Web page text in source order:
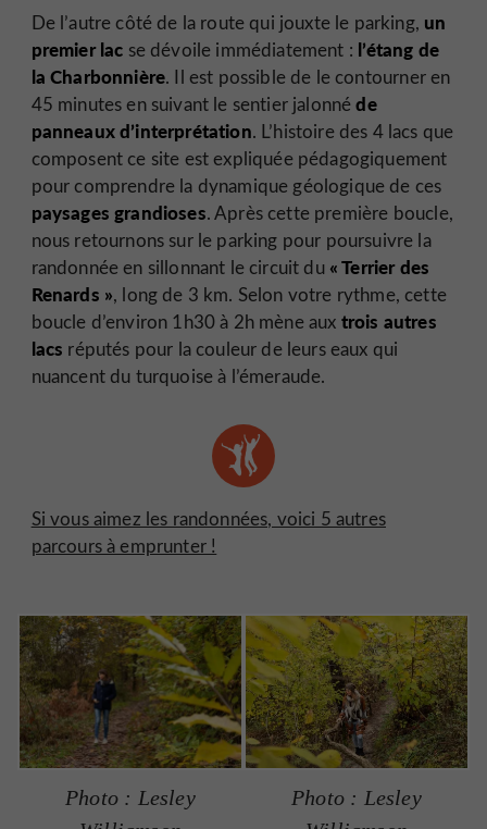
De l’autre côté de la route qui jouxte le parking, un
premier lac se dévoile immédiatement : l’étang de
la Charbonnière. Il est possible de le contourner en
45 minutes en suivant le sentier jalonnéde
panneaux d’interprétation. L’histoire des 4 lacs que
composent ce site est expliquée pédagogiquement
pour comprendre la dynamique géologique de ces
paysages grandioses. Après cette première boucle,
nous retournons sur le parking pour poursuivre la
randonnée en sillonnant le circuit du « Terrier des
Renards », long de 3 km. Selon votre rythme, cette
boucle d’environ 1h30 à 2h mène aux trois autres
lacs réputés pour la couleur de leurs eaux qui
nuancent du turquoise à l’émeraude.
Si vous aimez les randonnées, voici 5 autres
parcours à emprunter !
Photo : Lesley
Photo : Lesley